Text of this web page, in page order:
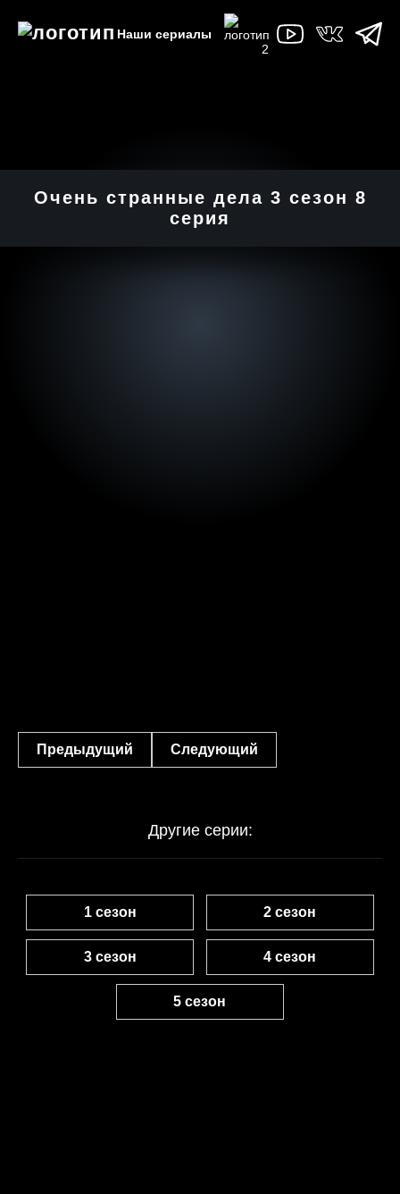
Наши сериалы
Очень странные дела 3 cезон 8
cерия
Предыдущий Следующий
Другие серии:
1 сезон 2 сезон
3 сезон 4 сезон
5 сезон